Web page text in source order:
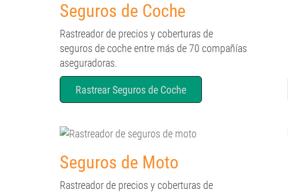
Seguros de Coche
Rastreador de precios y coberturas de
seguros de coche entre más de 70 compañías
aseguradoras.
Rastrear Seguros de Coche
Seguros de Moto
Rastreador de precios y coberturas de